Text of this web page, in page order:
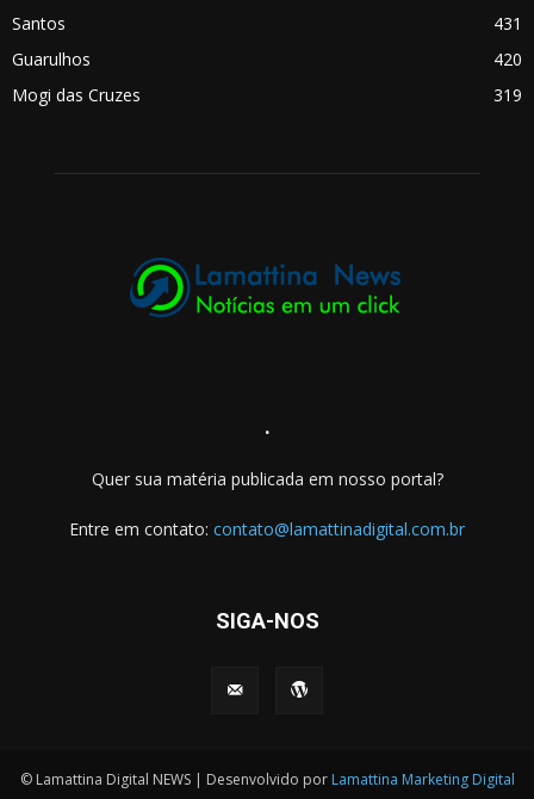
Santos
431
Guarulhos
420
Mogi das Cruzes
319
.
Quer sua matéria publicada em nosso portal?
Entre em contato: contato@lamattinadigital.com.br
SIGA-NOS
© Lamattina Digital NEWS | Desenvolvido por Lamattina Marketing Digital